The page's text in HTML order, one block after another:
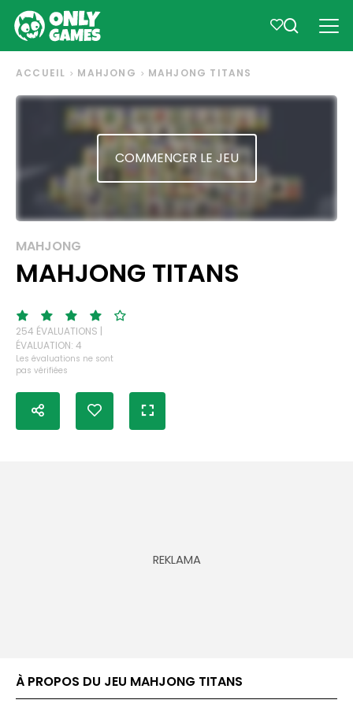
ACCUEIL MAHJONG MAHJONG TITANS
COMMENCER LE JEU
MAHJONG
MAHJONG TITANS
254 ÉVALUATIONS |
ÉVALUATION: 4
Les évaluations ne sont
pas vérifiées
À PROPOS DU JEU MAHJONG TITANS